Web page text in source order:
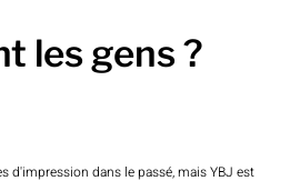
les gens ?
d'impression dans le passé, mais YBJ est